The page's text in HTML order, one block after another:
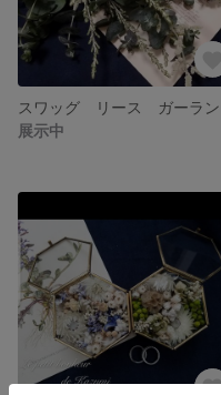
スワッグ リース ガーラン
展示中